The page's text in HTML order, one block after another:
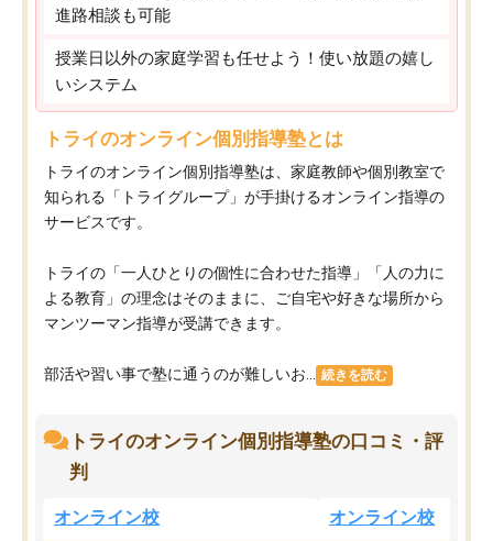
進路相談も可能
授業日以外の家庭学習も任せよう！使い放題の嬉し
いシステム
トライのオンライン個別指導塾とは
トライのオンライン個別指導塾は、家庭教師や個別教室で
知られる「トライグループ」が手掛けるオンライン指導の
サービスです。
トライの「一人ひとりの個性に合わせた指導」「人の力に
よる教育」の理念はそのままに、ご自宅や好きな場所から
マンツーマン指導が受講できます。
部活や習い事で塾に通うのが難しいお... 続きを読む
トライのオンライン個別指導塾の口コミ・評
判
オンライン校 オンライン校